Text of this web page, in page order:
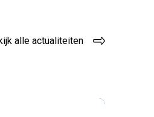
alle actualiteiten